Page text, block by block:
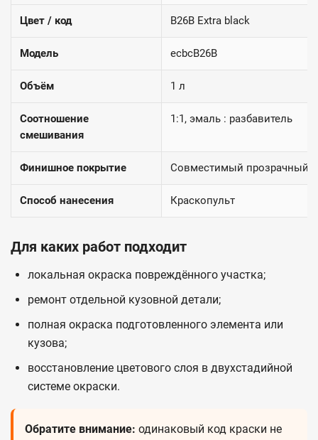
Цвет / код B26B Extra black
Модель ecbcB26B
Объём 1 л
Соотношение
смешивания
1:1, эмаль : разбавитель
Финишное покрытие Совместимый прозрачный
Способ нанесения Краскопульт
Для каких работ подходит
локальная окраска повреждённого участка;
ремонт отдельной кузовной детали;
полная окраска подготовленного элемента или
кузова;
восстановление цветового слоя в двухстадийной
системе окраски.
Обратите внимание: одинаковый код краски не